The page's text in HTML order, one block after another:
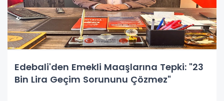
Edebali'den Emekli Maaşlarına Tepki: "23
Bin Lira Geçim Sorununu Çözmez"